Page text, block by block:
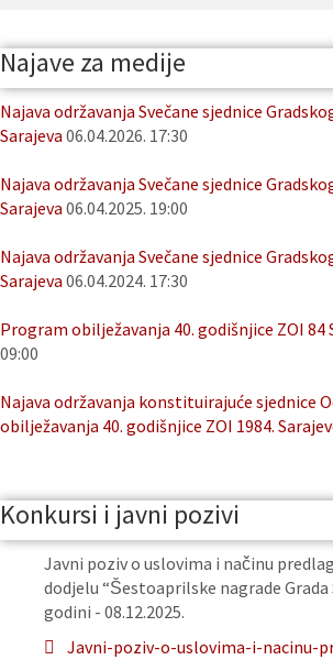
Najave za medije
Najava održavanja Svečane sjednice
Sarajeva 06.04.2026. 17:30
Najava održavanja Svečane sjednice
Sarajeva 06.04.2025. 19:00
Najava održavanja Svečane sjednice
Sarajeva 06.04.2024. 17:30
Program obilježavanja 40. godišnjice ZOI 84
09:00
Najava održavanja konstituirajuće sjednice
obilježavanja 40. godišnjice ZOI 1984.
Konkursi i javni pozivi
Javni poziv o uslovima i načinu
dodjelu “Šestoaprilske nagrade Grada
godini - 08.12.2025.
Javni-poziv-o-uslovima-i-nacinu-